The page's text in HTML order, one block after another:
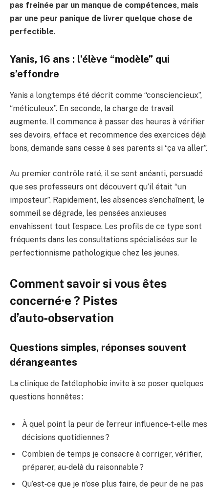
pas freinée par un manque de compétences, mais
par une peur panique de livrer quelque chose de
perfectible.
Yanis, 16 ans : l’élève “modèle” qui
s’effondre
Yanis a longtemps été décrit comme “consciencieux”,
“méticuleux”. En seconde, la charge de travail
augmente. Il commence à passer des heures à vérifier
ses devoirs, efface et recommence des exercices déjà
bons, demande sans cesse à ses parents si “ça va aller”.
Au premier contrôle raté, il se sent anéanti, persuadé
que ses professeurs ont découvert qu’il était “un
imposteur”. Rapidement, les absences s’enchaînent, le
sommeil se dégrade, les pensées anxieuses
envahissent tout l’espace. Les profils de ce type sont
fréquents dans les consultations spécialisées sur le
perfectionnisme pathologique chez les jeunes.
Comment savoir si vous êtes
concerné·e ? Pistes
d’auto‑observation
Questions simples, réponses souvent
dérangeantes
La clinique de l’atélophobie invite à se poser quelques
questions honnêtes :
À quel point la peur de l’erreur influence‑t‑elle mes
décisions quotidiennes ?
Combien de temps je consacre à corriger, vérifier,
préparer, au‑delà du raisonnable ?
Qu’est‑ce que je n’ose plus faire, de peur de ne pas